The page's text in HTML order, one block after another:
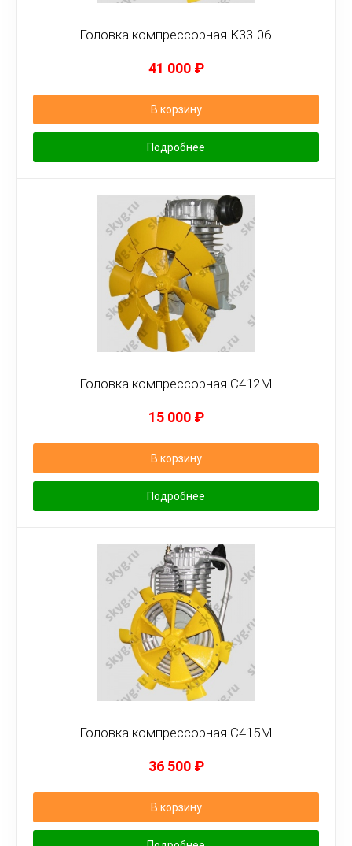
Головка компрессорная К33-06.
41 000 ₽
В корзину
Подробнее
Головка компрессорная С412М
15 000 ₽
В корзину
Подробнее
Головка компрессорная С415М
36 500 ₽
В корзину